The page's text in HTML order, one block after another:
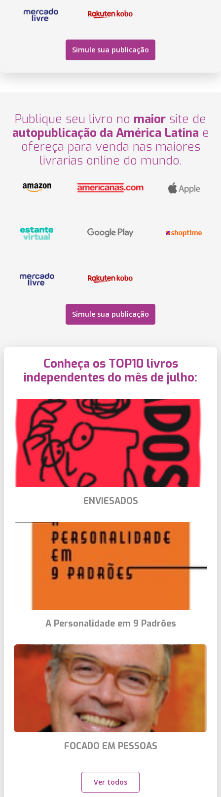
Simule sua publicação
Publique seu livro no maior site de
autopublicação da América Latina e
ofereça para venda nas maiores
livrarias online do mundo.
Simule sua publicação
Conheça os TOP10 livros
independentes do mês de julho:
ENVIESADOS
A Personalidade em 9 Padrões
FOCADO EM PESSOAS
Ver todos